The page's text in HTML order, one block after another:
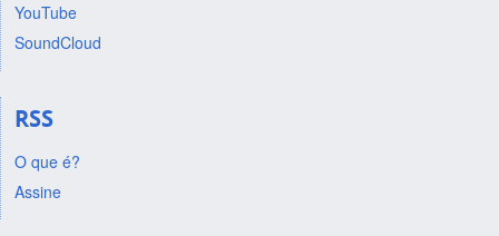
YouTube
SoundCloud
RSS
O que é?
Assine